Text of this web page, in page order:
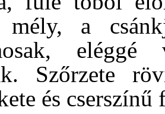
mély, a
Szőrzete
és cserszínű